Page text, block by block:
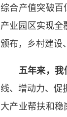
综合产值突破百
产业园区实现全
颁布，乡村建设
五年来，我
线、增动力、促
大产业帮扶和稳